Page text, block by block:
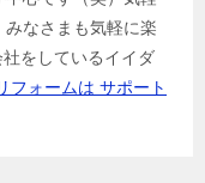
なさまも気軽に楽
をしているイイダ
フォームは サポート